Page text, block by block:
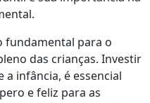
fundamental para o
das crianças. Investir
a infância, é essencial
e feliz para as